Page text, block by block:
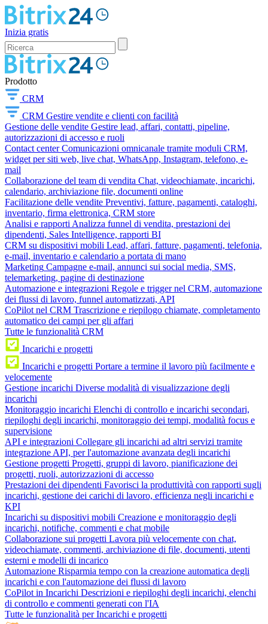
Inizia gratis
Prodotto
CRM
CRM Gestire vendite e clienti con facilità
Gestione delle vendite Gestire lead, affari, contatti, pipeline,
autorizzazioni di accesso e ruoli
Contact center Comunicazioni omnicanale tramite moduli CRM,
widget per siti web, live chat, WhatsApp, Instagram, telefono, e-
mail
Collaborazione del team di vendita Chat, videochiamate, incarichi,
calendario, archiviazione file, documenti online
Facilitazione delle vendite Preventivi, fatture, pagamenti, cataloghi,
inventario, firma elettronica, CRM store
Analisi e rapporti Analizza funnel di vendita, prestazioni dei
dipendenti, Sales Intelligence, rapporti BI
CRM su dispositivi mobili Lead, affari, fatture, pagamenti, telefonia,
e-mail, inventario e calendario a portata di mano
Marketing Campagne e-mail, annunci sui social media, SMS,
telemarketing, pagine di destinazione
Automazione e integrazioni Regole e trigger nel CRM, automazione
dei flussi di lavoro, funnel automatizzati, API
CoPilot nel CRM Trascrizione e riepilogo chiamate, completamento
automatico dei campi per gli affari
Tutte le funzionalità CRM
Incarichi e progetti
Incarichi e progetti Portare a termine il lavoro più facilmente e
velocemente
Gestione incarichi Diverse modalità di visualizzazione degli
incarichi
Monitoraggio incarichi Elenchi di controllo e incarichi secondari,
riepiloghi degli incarichi, monitoraggio dei tempi, modalità focus e
supervisione
API e integrazioni Collegare gli incarichi ad altri servizi tramite
integrazione API, per l'automazione avanzata degli incarichi
Gestione progetti Progetti, gruppi di lavoro, pianificazione dei
progetti, ruoli, autorizzazioni di accesso
Prestazioni dei dipendenti Favorisci la produttività con rapporti sugli
incarichi, gestione dei carichi di lavoro, efficienza negli incarichi e
KPI
Incarichi su dispositivi mobili Creazione e monitoraggio degli
incarichi, notifiche, commenti e chat mobile
Collaborazione sui progetti Lavora più velocemente con chat,
videochiamate, commenti, archiviazione di file, documenti, utenti
esterni e modelli di incarico
Automazione Risparmia tempo con la creazione automatica degli
incarichi e con l'automazione dei flussi di lavoro
CoPilot in Incarichi Descrizioni e riepiloghi degli incarichi, elenchi
di controllo e commenti generati con l'IA
Tutte le funzionalità per Incarichi e progetti